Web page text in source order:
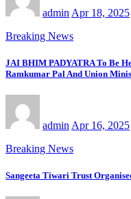
admin Apr 18, 2025
Breaking News
JAI BHIM PADYATRA To Be
Ramkumar Pal And Union
admin Apr 16, 2025
Breaking News
Sangeeta Tiwari Trust